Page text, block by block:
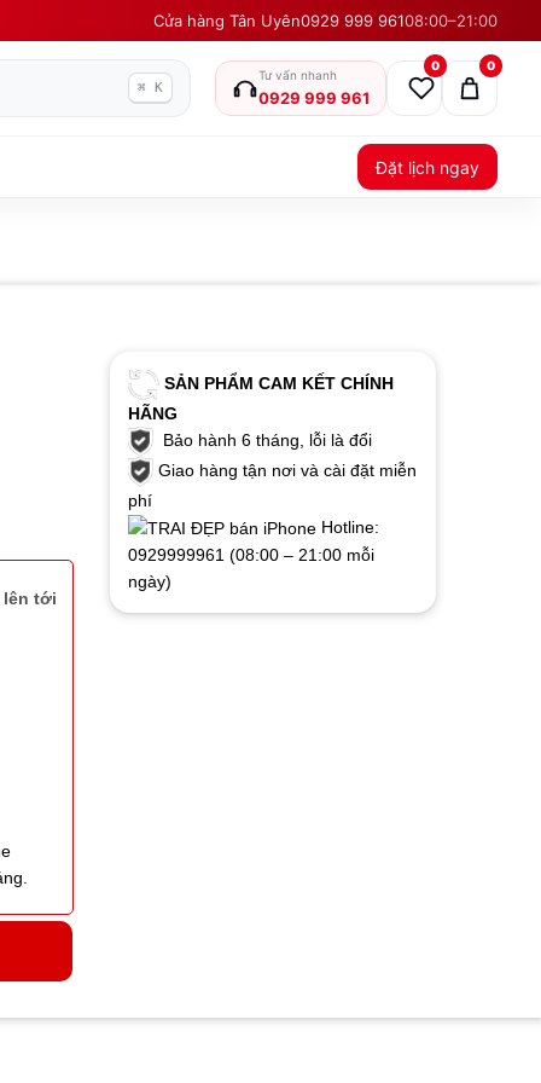
Cửa hàng Tân Uyên0929 999 96108:00–21:00
⌘ K
Tư vấn nhanh
0929 999 961
0 0
Đặt lịch ngay
lên tới
SẢN PHẨM CAM KẾT CHÍNH
HÃNG
Bảo hành 6 tháng, lỗi là đổi
Giao hàng tận nơi và cài đặt miễn
phí
Hotline:
0929999961 (08:00 – 21:00 mỗi
ngày)